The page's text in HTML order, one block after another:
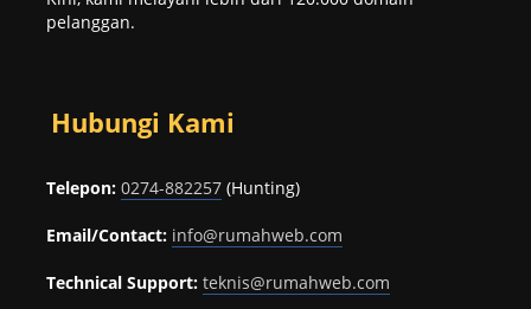
pelanggan.
Hubungi Kami
Telepon: 0274-882257 (Hunting)
Email/Contact: info@rumahweb.com
Technical Support: teknis@rumahweb.com